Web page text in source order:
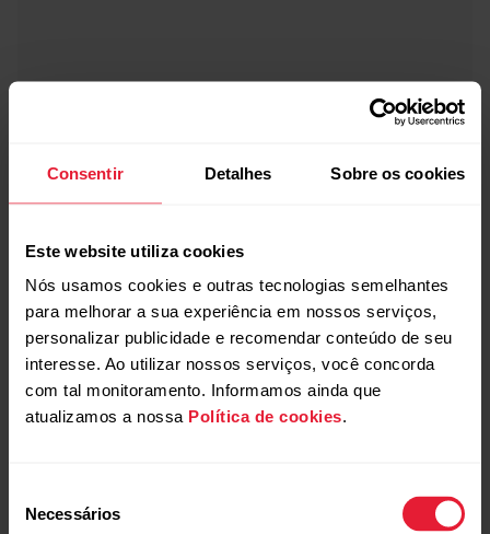
Consentir Detalhes Sobre os cookies
Este website utiliza cookies
Nós usamos cookies e outras tecnologias semelhantes
para melhorar a sua experiência em nossos serviços,
personalizar publicidade e recomendar conteúdo de seu
interesse. Ao utilizar nossos serviços, você concorda
com tal monitoramento. Informamos ainda que
atualizamos a nossa Política de cookies.
Necessários